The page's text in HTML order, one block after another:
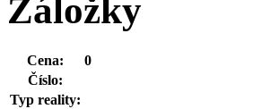
Záložky
Cena:
0
Číslo:
Typ reality: